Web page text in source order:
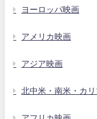
ヨーロッパ映画
アメリカ映画
アジア映画
北中米・南米・カ